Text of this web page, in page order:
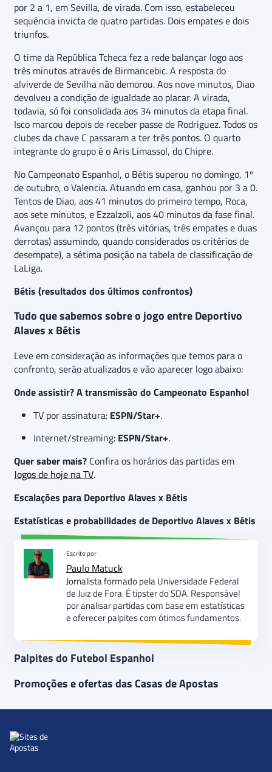
por 2 a 1, em Sevilla, de virada. Com isso, estabeleceu
sequência invicta de quatro partidas. Dois empates e dois
triunfos.
O time da República Tcheca fez a rede balançar logo aos
três minutos através de Birmancebic. A resposta do
alviverde de Sevilha não demorou. Aos nove minutos, Diao
devolveu a condição de igualdade ao placar. A virada,
todavia, só foi consolidada aos 34 minutos da etapa final.
Isco marcou depois de receber passe de Rodriguez. Todos os
clubes da chave C passaram a ter três pontos. O quarto
integrante do grupo é o Aris Limassol, do Chipre.
No Campeonato Espanhol, o Bétis superou no domingo, 1º
de outubro, o Valencia. Atuando em casa, ganhou por 3 a 0.
Tentos de Diao, aos 41 minutos do primeiro tempo, Roca,
aos sete minutos, e Ezzalzoli, aos 40 minutos da fase final.
Avançou para 12 pontos (três vitórias, três empates e duas
derrotas) assumindo, quando considerados os critérios de
desempate), a sétima posição na tabela de classificação de
LaLiga.
Bétis (resultados dos últimos confrontos)
Tudo que sabemos sobre o jogo entre Deportivo
Alaves x Bétis
Leve em consideração as informações que temos para o
confronto, serão atualizados e vão aparecer logo abaixo:
Onde assistir? A transmissão do Campeonato Espanhol
TV por assinatura: ESPN/Star+.
Internet/streaming: ESPN/Star+.
Quer saber mais? Confira os horários das partidas em
Jogos de hoje na TV.
Escalações para Deportivo Alaves x Bétis
Estatísticas e probabilidades de Deportivo Alaves x Bétis
Escrito por
Paulo Matuck
Jornalista formado pela Universidade Federal
de Juiz de Fora. É tipster do SDA. Responsável
por analisar partidas com base em estatísticas
e oferecer palpites com ótimos fundamentos.
Palpites do Futebol Espanhol
Promoções e ofertas das Casas de Apostas